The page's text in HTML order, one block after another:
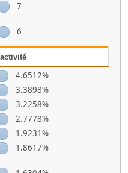
7
6
4.6512%
3.3898%
3.2258%
2.7778%
1.9231%
1.8617%